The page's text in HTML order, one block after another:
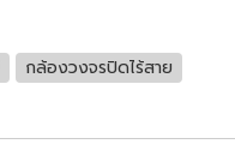
กล้องวงจรปิดไร้สาย